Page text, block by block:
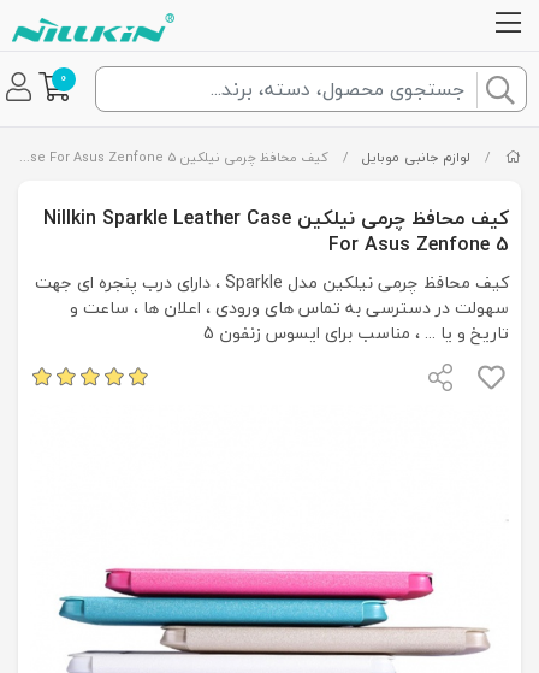
0
/ لوازم جانبی موبایل / کیف محافظ چرمی نیلکین Nillkin Sparkle Leather Case For Asus Zenfone 5
کیف محافظ چرمی نیلکین Nillkin Sparkle Leather Case
For Asus Zenfone 5
کیف محافظ چرمی نیلکین مدل Sparkle ، دارای درب پنجره ای جهت
سهولت در دسترسی به تماس های ورودی ، اعلان ها ، ساعت و
تاریخ و یا ... ، مناسب برای ایسوس زنفون 5